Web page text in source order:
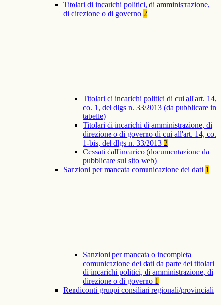
Titolari di incarichi politici, di amministrazione,
di direzione o di governo 2
Titolari di incarichi politici di cui all'art. 14,
co. 1, del dlgs n. 33/2013 (da pubblicare in
tabelle)
Titolari di incarichi di amministrazione, di
direzione o di governo di cui all'art. 14, co.
1-bis, del dlgs n. 33/2013 2
Cessati dall'incarico (documentazione da
pubblicare sul sito web)
Sanzioni per mancata comunicazione dei dati 1
Sanzioni per mancata o incompleta
comunicazione dei dati da parte dei titolari
di incarichi politici, di amministrazione, di
direzione o di governo 1
Rendiconti gruppi consiliari regionali/provinciali